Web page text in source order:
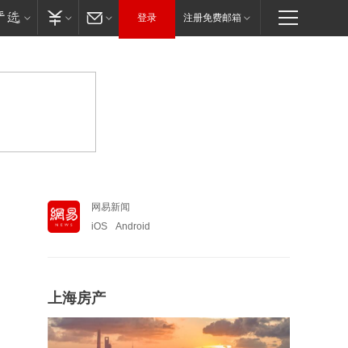
登录 注册免费邮箱
网易新闻
iOS
Android
上海房产